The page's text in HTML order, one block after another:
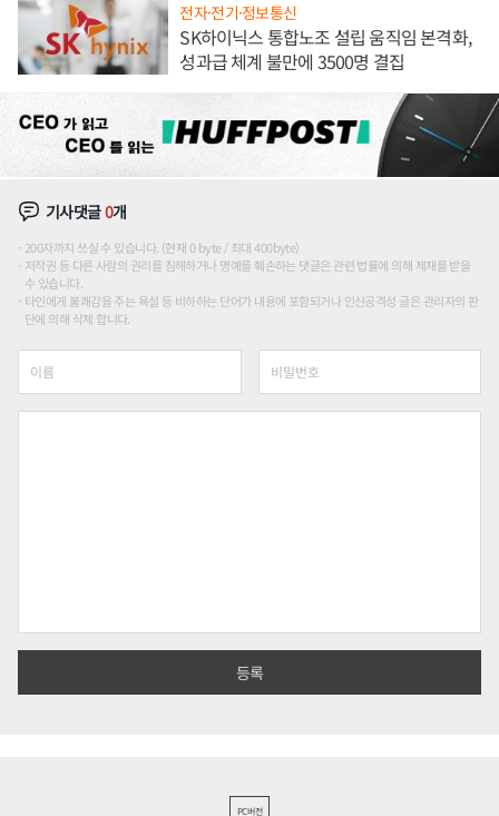
전자·전기·정보통신
SK하이닉스 통합노조 설립 움직임 본격화,
성과급 체계 불만에 3500명 결집
기사댓글0개
200자까지 쓰실 수 있습니다. (현재 0 byte / 최대 400byte)
저작권 등 다른 사람의 권리를 침해하거나 명예를 훼손하는 댓글은 관련 법률에 의해 제재를 받을
수 있습니다.
타인에게 불쾌감을 주는 욕설 등 비하하는 단어가 내용에 포함되거나 인신공격성 글은 관리자의 판
단에 의해 삭제 합니다.
PC버전